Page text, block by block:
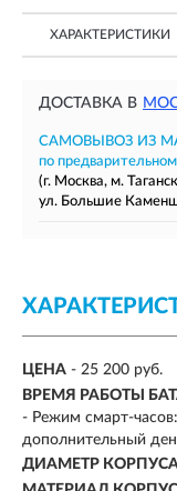
ХАРАКТЕРИСТИКИ
ДОСТАВКА В
САМОВЫВОЗ ИЗ
по
(г. Москва, м.
ул. Большие
ЦЕНА - 25 200 руб.
ВРЕМЯ РАБОТЫ
- Режим смарт-
дополнительный
ДИАМЕТР